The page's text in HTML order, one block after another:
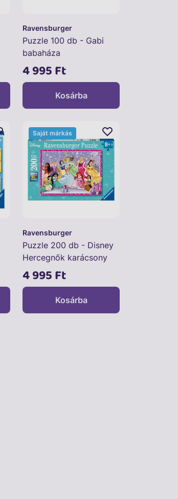
Ravensburger
Puzzle 100 db - Gabi
babaháza
4 995 Ft
Kosárba
Ravensburger
Puzzle 200 db - Disney
Hercegnők karácsony
4 995 Ft
Saját márkás
Kosárba